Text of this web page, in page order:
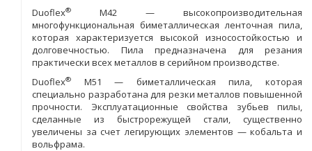
Duoflex®
М42 — высокопроизводительная
многофункциональная биметаллическая ленточная пила,
которая характеризуется высокой износостойкостью и
долговечностью. Пила предназначена для резания
практически всех металлов в серийном производстве.
Duoflex®
М51 — биметаллическая пила, которая
специально разработана для резки металлов повышенной
прочности. Эксплуатационные свойства зубьев пилы,
сделанные из быстрорежущей стали, существенно
увеличены за счет легирующих элементов — кобальта и
вольфрама.